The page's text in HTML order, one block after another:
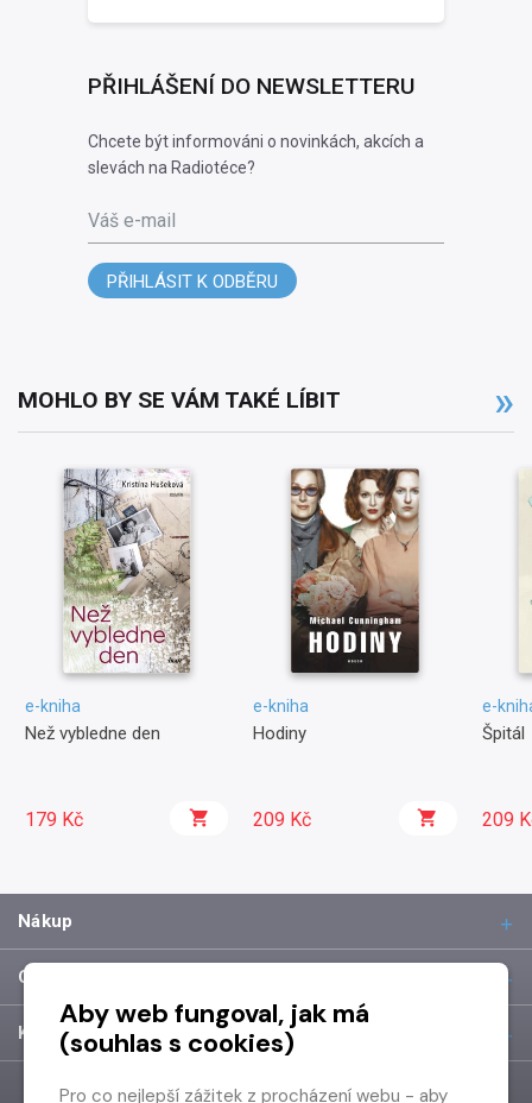
PŘIHLÁŠENÍ DO NEWSLETTERU
Chcete být informováni o novinkách, akcích a
slevách na Radiotéce?
Váš e-mail
PŘIHLÁSIT K ODBĚRU
MOHLO BY SE VÁM TAKÉ LÍBIT
e-kniha
Než vybledne den
179 Kč
e-kniha
Hodiny
209 Kč
e-
Špitál
209
Nákup
O společnosti
Kontakt
Aby web fungoval, jak má
(souhlas s cookies)
Pro co nejlepší zážitek z procházení webu - aby